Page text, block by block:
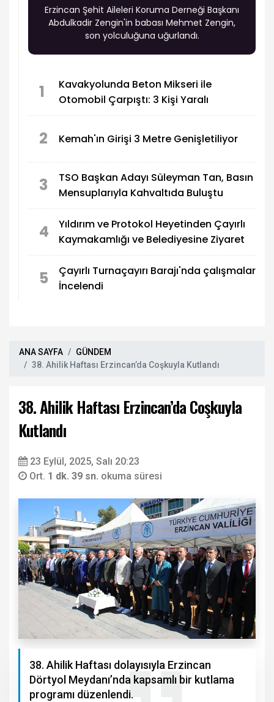
Erzincan Şehit Aileleri Koruma Derneği Başkanı
Abdulkadir Zengin'in babası Mehmet Zengin,
son yolculuğuna uğurlandı.
1
Kavakyolunda Beton Mikseri ile
Otomobil Çarpıştı: 3 Kişi Yaralı
2 Kemah'ın Girişi 3 Metre Genişletiliyor
3
TSO Başkan Adayı Süleyman Tan, Basın
Mensuplarıyla Kahvaltıda Buluştu
4
Yıldırım ve Protokol Heyetinden Çayırlı
Kaymakamlığı ve Belediyesine Ziyaret
5
Çayırlı Turnaçayırı Barajı'nda çalışmalar
İncelendi
ANA SAYFA
GÜNDEM
38. Ahilik Haftası Erzincan’da Coşkuyla Kutlandı
38. Ahilik Haftası Erzincan’da Coşkuyla
Kutlandı
23 Eylül, 2025, Salı 20:23
Ort. 1 dk. 39 sn. okuma süresi
38. Ahilik Haftası dolayısıyla Erzincan
Dörtyol Meydanı’nda kapsamlı bir kutlama
programı düzenlendi.